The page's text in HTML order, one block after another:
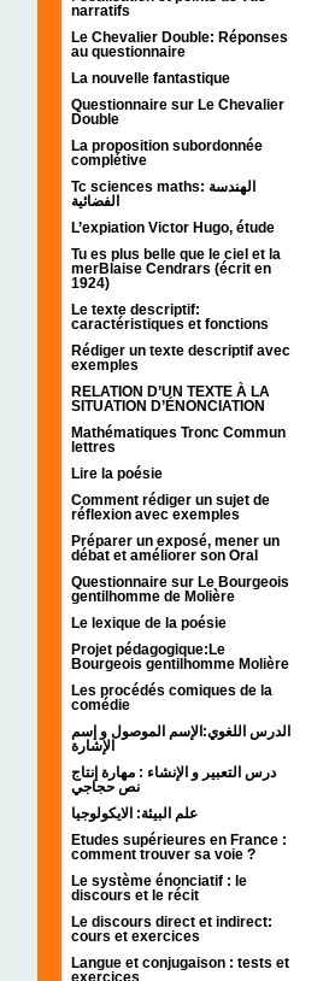
narratifs
Le Chevalier Double: Réponses
au questionnaire
La nouvelle fantastique
Questionnaire sur Le Chevalier
Double
La proposition subordonnée
complétive
Tc sciences maths: الهندسة
الفضائية
L’expiation Victor Hugo, étude
Tu es plus belle que le ciel et la
merBlaise Cendrars (écrit en
1924)
Le texte descriptif:
caractéristiques et fonctions
Rédiger un texte descriptif avec
exemples
RELATION D’UN TEXTE À LA
SITUATION D’ÉNONCIATION
Mathématiques Tronc Commun
lettres
Lire la poésie
Comment rédiger un sujet de
réflexion avec exemples
Préparer un exposé, mener un
débat et améliorer son Oral
Questionnaire sur Le Bourgeois
gentilhomme de Molière
Le lexique de la poésie
Projet pédagogique:Le
Bourgeois gentilhomme Molière
Les procédés comiques de la
comédie
الدرس اللغوي:الإسم الموصول و إسم
الإشارة
درس التعبير و الإنشاء : مهارة إنتاج
نص حجاجي
علم البيئة: الايكولوجيا
Etudes supérieures en France :
comment trouver sa voie ?
Le système énonciatif : le
discours et le récit
Le discours direct et indirect:
cours et exercices
Langue et conjugaison : tests et
exercices